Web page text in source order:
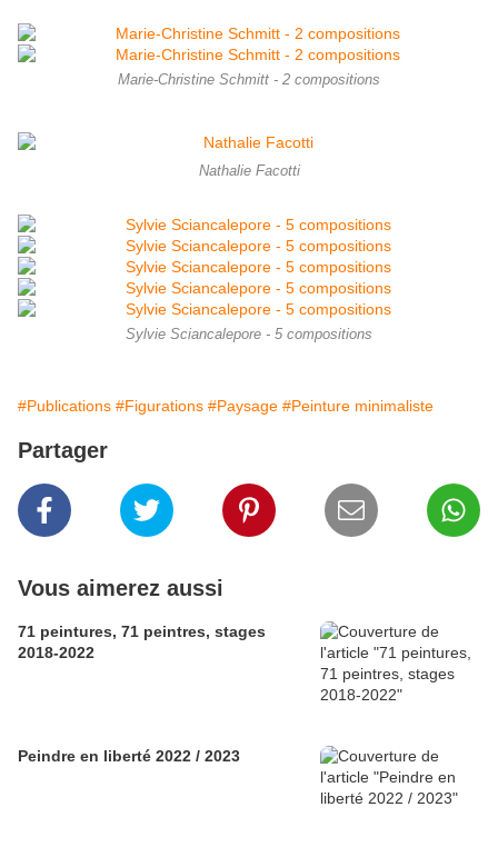
Marie-Christine Schmitt - 2 compositions
Nathalie Facotti
Sylvie Sciancalepore - 5 compositions
#Publications #Figurations #Paysage #Peinture minimaliste
Partager
Vous aimerez aussi
71 peintures, 71 peintres, stages
2018-2022
Peindre en liberté 2022 / 2023